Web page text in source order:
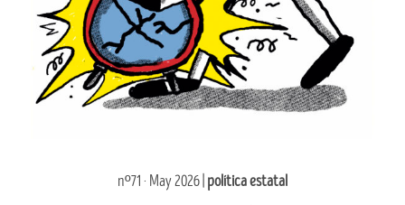
nº71 · May 2026 | política estatal